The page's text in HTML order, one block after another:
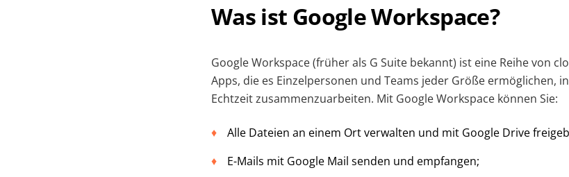
Was ist Google Workspace?
Google Workspace (früher als G Suite bekannt) ist eine Reihe von
Apps, die es Einzelpersonen und Teams jeder Größe ermöglichen,
Echtzeit zusammenzuarbeiten. Mit Google Workspace können Sie:
Alle Dateien an einem Ort verwalten und mit Google Drive
E-Mails mit Google Mail senden und empfangen;